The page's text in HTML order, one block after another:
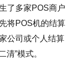
了多家POS商户
将POS机的结算
公司或个人结算
清”模式。